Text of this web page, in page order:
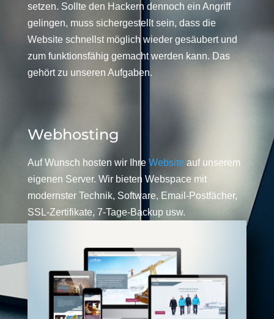
setzen. Sollte den Hackern dennoch ein Angriff
gelingen, muss sichergestellt sein, dass die
Website schnellst möglich wieder gesäubert und
zum funktionsfähig gemacht werden kann. Das
gehört zu unseren Aufgaben.
Webhosting
Auf Wunsch hosten wir Ihre Website auf unserem
eigenen Server. Wir bieten Webspace mit
modernster Technik, Software, Email-Postfächer,
SSL-Zertifikate, 7-Tage-Backup usw.